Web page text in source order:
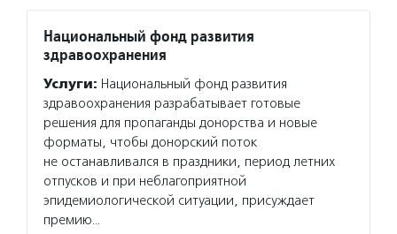
Национальный фонд развития
здравоохранения
Услуги: Национальный фонд развития
здравоохранения разрабатывает готовые
решения для пропаганды донорства и новые
форматы, чтобы донорский поток
не останавливался в праздники, период летних
отпусков и при неблагоприятной
эпидемиологической ситуации, присуждает
премию…